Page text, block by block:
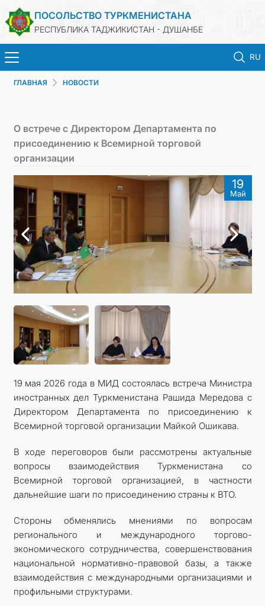
ПОСОЛЬСТВО ТУРКМЕНИСТАНА
РЕСПУБЛИКА ТАДЖИКИСТАН - ДУШАНБЕ
RU
ТУРКМЕНИСТАН
КОНСУЛЬСКИЕ УСЛУГИ
КОНТАКТНЫЕ ДАННЫЕ
ГЛАВНАЯ НОВОСТИ
О встрече с Директором Департамента по
присоединению к Всемирной торговой
организации
19
Май
19 мая 2026 года в МИД состоялась встреча Министра
иностранных дел Туркменистана Рашида Мередова с
Директором Департамента по присоединению к
Всемирной торговой организации Майкой Ошикава.
В ходе переговоров были рассмотрены актуальные
вопросы взаимодействия Туркменистана со
Всемирной торговой организацией, в частности
дальнейшие шаги по присоединению страны к ВТО.
Стороны обменялись мнениями по вопросам
регионального и международного торгово-
экономического сотрудничества, совершенствования
национальной нормативно-правовой базы, а также
взаимодействия с международными организациями и
профильными структурами.